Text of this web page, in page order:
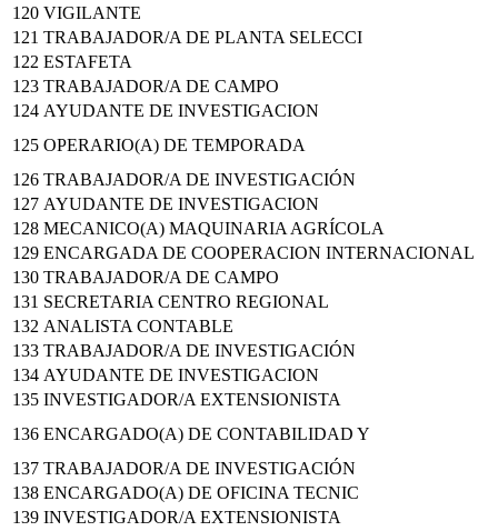
120 VIGILANTE
121 TRABAJADOR/A DE PLANTA SELECCI
122 ESTAFETA
123 TRABAJADOR/A DE CAMPO
124 AYUDANTE DE INVESTIGACION
125 OPERARIO(A) DE TEMPORADA
126 TRABAJADOR/A DE INVESTIGACIÓN
127 AYUDANTE DE INVESTIGACION
128 MECANICO(A) MAQUINARIA AGRÍCOLA
129 ENCARGADA DE COOPERACION INTERNACIONAL
130 TRABAJADOR/A DE CAMPO
131 SECRETARIA CENTRO REGIONAL
132 ANALISTA CONTABLE
133 TRABAJADOR/A DE INVESTIGACIÓN
134 AYUDANTE DE INVESTIGACION
135 INVESTIGADOR/A EXTENSIONISTA
136 ENCARGADO(A) DE CONTABILIDAD Y
137 TRABAJADOR/A DE INVESTIGACIÓN
138 ENCARGADO(A) DE OFICINA TECNIC
139 INVESTIGADOR/A EXTENSIONISTA